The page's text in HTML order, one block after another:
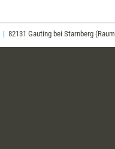
| 82131 Gauting bei Starnberg